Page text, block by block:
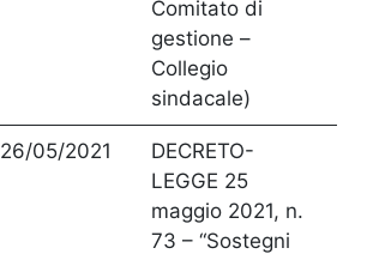
Comitato di
gestione –
Collegio
sindacale)
26/05/2021
DECRETO-
LEGGE 25
maggio 2021, n.
73 – “Sostegni